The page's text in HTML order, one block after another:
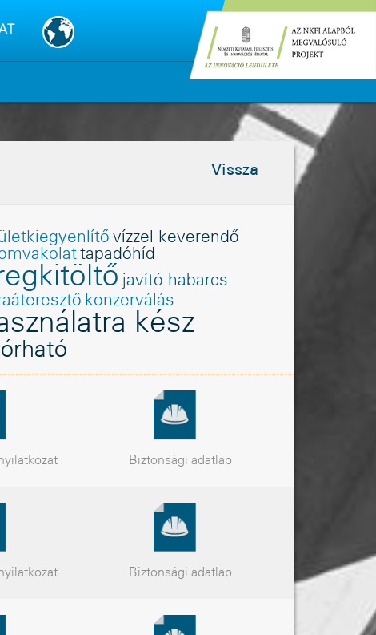
Vissza
vízzel keverendõ
tapadóhíd
javító habarcs
konzerválás
kész
Biztonsági adatlap
Biztonsági adatlap